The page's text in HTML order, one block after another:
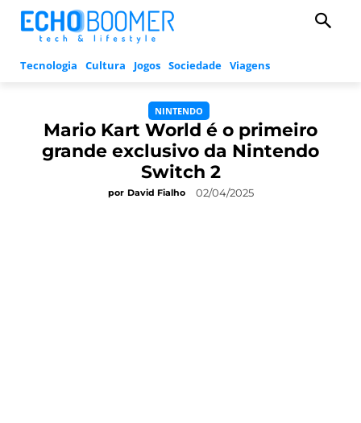
Tecnologia Cultura Jogos Sociedade Viagens
NINTENDO
Mario Kart World é o primeiro
grande exclusivo da Nintendo
Switch 2
por David Fialho 02/04/2025